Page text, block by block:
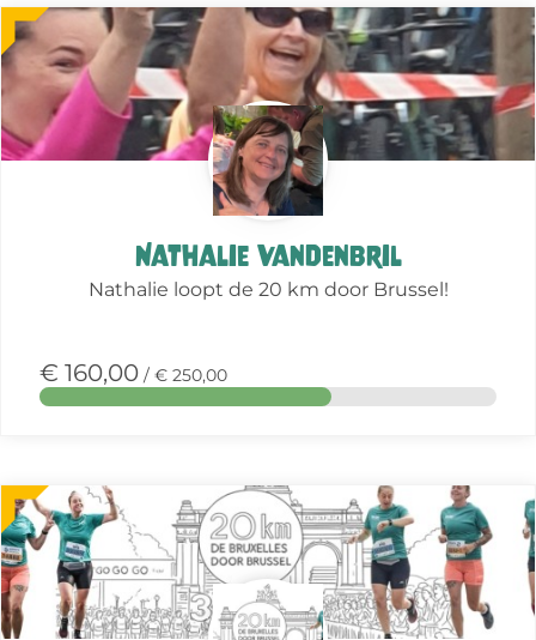
Nathalie Vandenbril
Nathalie loopt de 20 km door Brussel!
€ 160,00 / € 250,00
Meer
over
deze
actie
Meer
over
deze
actie